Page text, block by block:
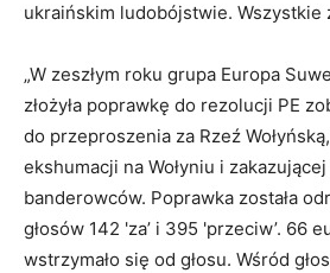
ukraińskim ludobójstwie. Wszystkie
„W zeszłym roku grupa Europa
złożyła poprawkę do rezolucji PE
do przeproszenia za Rzeź
ekshumacji na Wołyniu i
banderowców. Poprawka została
głosów 142 'za’ i 395 'przeciw’. 66
wstrzymało się od głosu. Wśród